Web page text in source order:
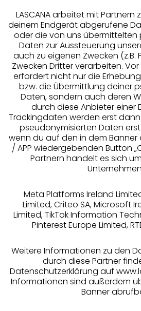
Services
Beratung
Über uns
Rechtliches
Alle Preise inkl. MwSt., zzgl.
Versandkosten
LASCANA arbeitet mit Partnern
deinem Endgerät abgerufene
oder die von uns übermittelten
Daten zur Aussteuerung
auch zu eigenen Zwecken (z.B.
Zwecken Dritter verarbeiten.
erfordert nicht nur die
bzw. die Übermittlung deiner
Daten, sondern auch deren
durch diese Anbieter einer
Trackingdaten werden erst
pseudonymisierten Daten
wenn du auf den in dem
/ APP wiedergebenden Button
Partnern handelt es sich
Meta Platforms Ireland
Limited, Criteo SA, Microsoft
Limited, TikTok Information
Pinterest Europe Limited,
Weitere Informationen zu den
durch diese Partner
Datenschutzerklärung auf
Informationen sind außerdem
Banner